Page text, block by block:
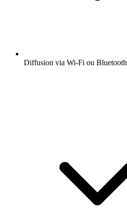
Diffusion via Wi-Fi ou Bluetooth